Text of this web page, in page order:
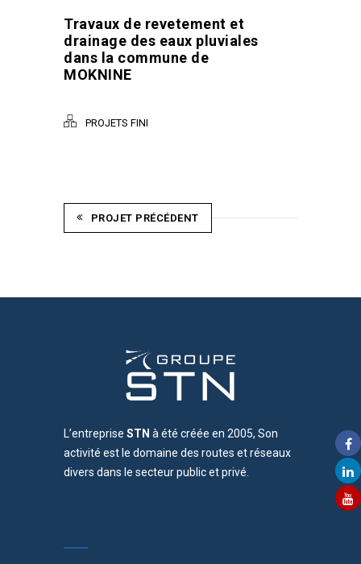
Travaux de revetement et
drainage des eaux pluviales
dans la commune de
MOKNINE
PROJETS FINI
PROJET PRÉCÉDENT
L’entreprise STN à été créée en 2005, Son
activité est le domaine des routes et réseaux
divers dans le secteur public et privé.